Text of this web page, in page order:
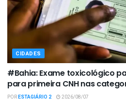
CIDADES
#Bahia: Exame toxicológico
para primeira CNH nas
PORESTAGIÁRIO 2 2026/08/07